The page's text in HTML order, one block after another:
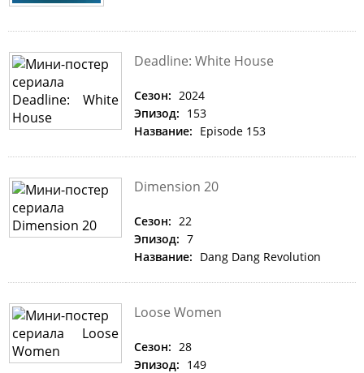
Deadline: White House
Сезон: 2024
Эпизод: 153
Название: Episode 153
Dimension 20
Сезон: 22
Эпизод: 7
Название: Dang Dang Revolution
Loose Women
Сезон: 28
Эпизод: 149